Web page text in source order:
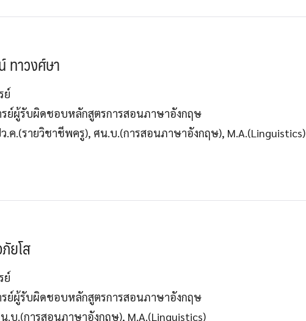
าวงศ์ษา
ย์
รย์ผู้รับผิดชอบหลักสูตรการสอนภาษาอังกฤษ
.ค.(รายวิชาชีพครู), ศน.บ.(การสอนภาษาอังกฤษ), M.A.(Linguistics)
ยโส
ย์
รย์ผู้รับผิดชอบหลักสูตรการสอนภาษาอังกฤษ
.บ.(การสอนภาษาอังกฤษ), M.A.(Linguistics)